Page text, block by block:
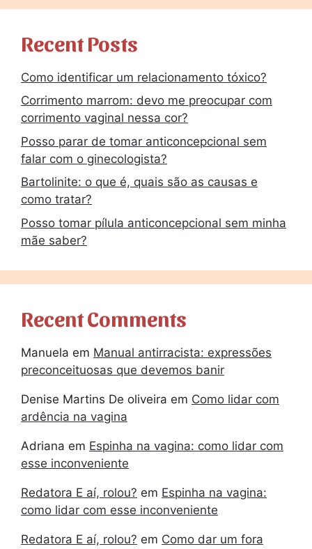
Recent Posts
Como identificar um relacionamento tóxico?
Corrimento marrom: devo me preocupar com
corrimento vaginal nessa cor?
Posso parar de tomar anticoncepcional sem
falar com o ginecologista?
Bartolinite: o que é, quais são as causas e
como tratar?
Posso tomar pílula anticoncepcional sem minha
mãe saber?
Recent Comments
Manuela em Manual antirracista: expressões
preconceituosas que devemos banir
Denise Martins De oliveira em Como lidar com
ardência na vagina
Adriana em Espinha na vagina: como lidar com
esse inconveniente
Redatora E aí, rolou? em Espinha na vagina:
como lidar com esse inconveniente
Redatora E aí, rolou? em Como dar um fora